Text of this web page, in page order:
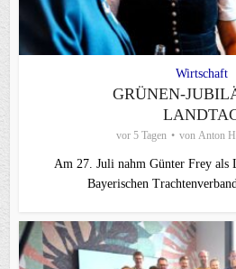
Wirtschaft
GRÜNEN-
vor 5 Tagen von Anton
Am 27. Juli nahm Günter Frey als
Bayerischen